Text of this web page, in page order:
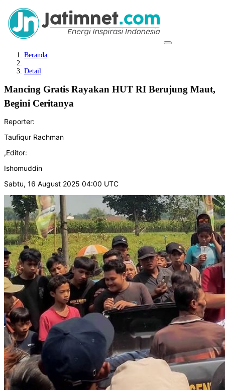
Beranda
Detail
Mancing Gratis Rayakan HUT RI Berujung Maut,
Begini Ceritanya
Reporter:
Taufiqur Rachman
,Editor:
Ishomuddin
Sabtu, 16 August 2025 04:00 UTC